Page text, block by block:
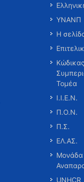
ΥΝΑΝΠ
Η
Τομέα
Ι.Ι.Ε.Ν.
Π.Ο.Ν.
Π.Σ.
ΕΛ.ΑΣ.
Μονάδα
UNHCR